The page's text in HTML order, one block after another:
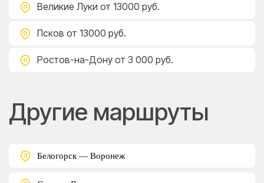
Великие Луки от 13000 руб.
Псков от 13000 руб.
Ростов-на-Дону от 3 000 руб.
Другие маршруты
Белогорск — Воронеж